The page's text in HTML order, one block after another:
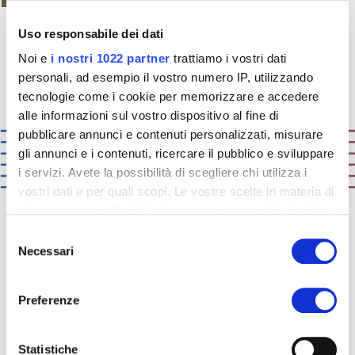
Uso responsabile dei dati
Noi e i nostri 1022 partner trattiamo i vostri dati
personali, ad esempio il vostro numero IP, utilizzando
tecnologie come i cookie per memorizzare e accedere
alle informazioni sul vostro dispositivo al fine di
pubblicare annunci e contenuti personalizzati, misurare
gli annunci e i contenuti, ricercare il pubblico e sviluppare
i servizi. Avete la possibilità di scegliere chi utilizza i
vostri dati e per quali scopi. Le vostre scelte in materia di
modificare o revocare il proprio consenso in qualsiasi
momento dalla Dichiarazione sui cookie o facendo clic
raccogliere informazioni sulla tua posizione
delNecessari
Preferenze
Statistiche
ICA: solutions that matter
Sabemos lo que cuenta para nuestros
productos, los mercados de cada uno de